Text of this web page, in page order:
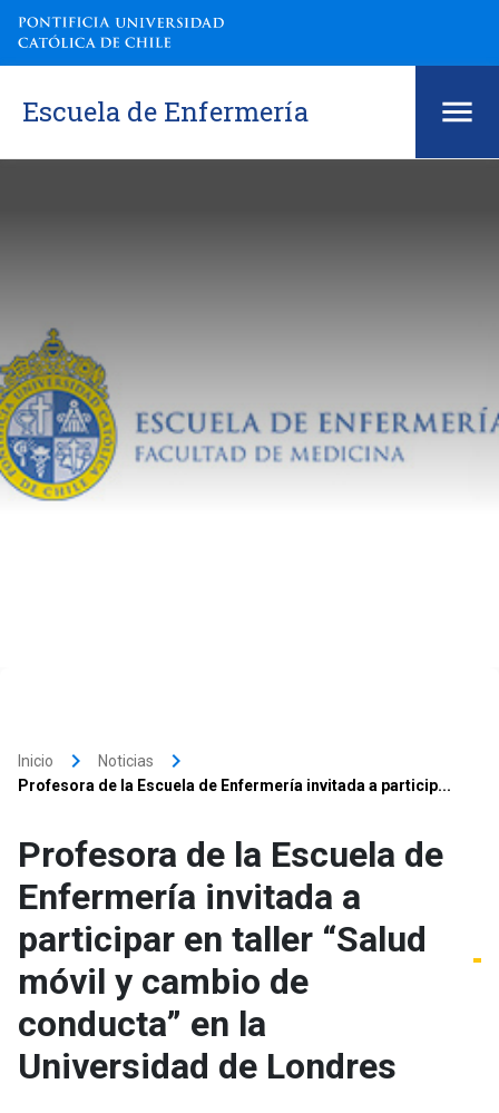
Escuela de Enfermería
Inicio keyboard_arrow_right Noticias keyboard_arrow_right
Profesora de la Escuela de Enfermería invitada a particip...
Profesora de la Escuela de
Enfermería invitada a
participar en taller “Salud
móvil y cambio de
conducta” en la
Universidad de Londres